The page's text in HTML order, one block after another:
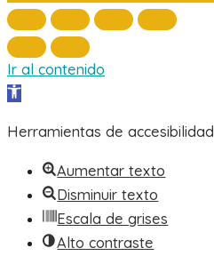
Ir al contenido
Abrir barra de herramientas
Herramientas de accesibilidad
Aumentar texto
Disminuir texto
Escala de grises
Alto contraste